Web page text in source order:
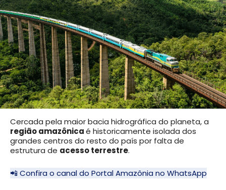
Cercada pela maior bacia hidrográfica do planeta, a
região amazônicaé historicamente isolada dos
grandes centros do resto do país por falta de
estrutura de acesso terrestre.
📲 Confira o canal do Portal Amazônia no WhatsApp